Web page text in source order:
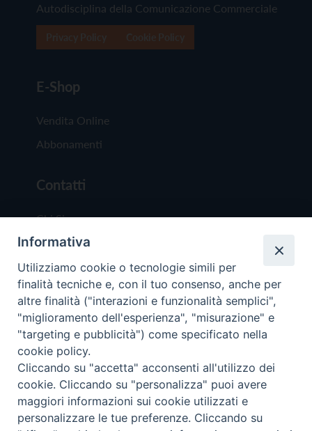
Autodisciplina della Comunicazione Commerciale
E-Shop
Vendita Online
Abbonamenti
Contatti
Chi Siamo
Redazione
Scrivici
Copyright © 2019 - Tutti i diritti riservati - Vita
Trentina Editrice
Privacy Policy
Torna
Informativa
Utilizziamo cookie o tecnologie simili per
finalità tecniche e, con il tuo consenso, anche per
altre finalità ("interazioni e funzionalità semplici",
"miglioramento dell'esperienza", "misurazione" e
"targeting e pubblicità") come specificato nella
cookie policy.
Cliccando su "accetta" acconsenti all'utilizzo dei
cookie. Cliccando su "personalizza" puoi avere
maggiori informazioni sui cookie utilizzati e
personalizzare le tue preferenze. Cliccando su